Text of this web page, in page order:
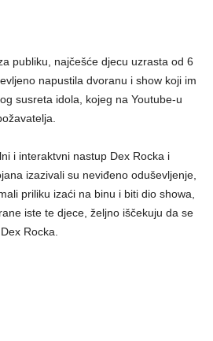
publiku, najčešće djecu uzrasta od 6
napustila dvoranu i show koji im
susreta idola, kojeg na Youtube-u
i interaktvni nastup Dex Rocka i
izazivali su neviđeno oduševljenje,
priliku izaći na binu i biti dio showa,
iste te djece, željno iščekuju da se
Rocka.